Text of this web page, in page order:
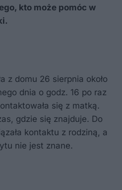
kto może pomóc w
z domu 26 sierpnia około
dnia o godz. 16 po raz
się z matką.
gdzie się znajduje. Do
kontaktu z rodziną, a
nie jest znane.